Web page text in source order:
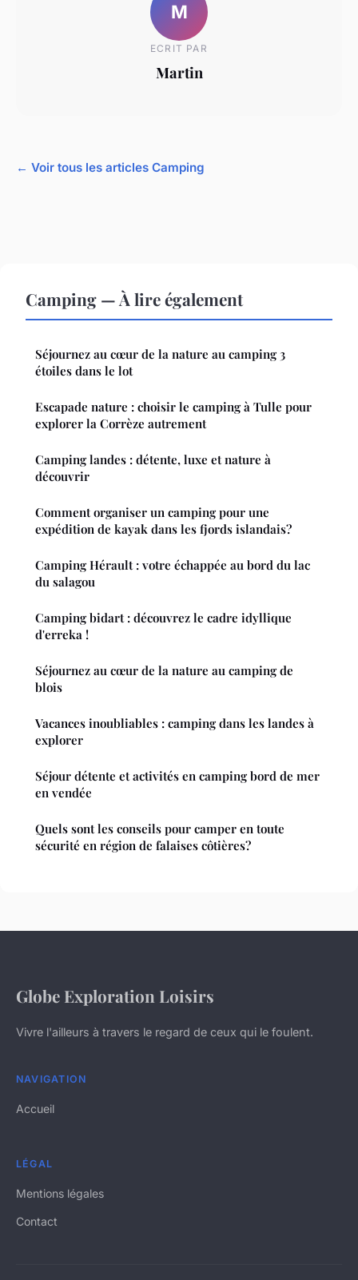
M
ECRIT PAR
Martin
← Voir tous les articles Camping
Camping — À lire également
Séjournez au cœur de la nature au camping 3
étoiles dans le lot
Escapade nature : choisir le camping à Tulle pour
explorer la Corrèze autrement
Camping landes : détente, luxe et nature à
découvrir
Comment organiser un camping pour une
expédition de kayak dans les fjords islandais?
Camping Hérault : votre échappée au bord du lac
du salagou
Camping bidart : découvrez le cadre idyllique
d'erreka !
Séjournez au cœur de la nature au camping de
blois
Vacances inoubliables : camping dans les landes à
explorer
Séjour détente et activités en camping bord de mer
en vendée
Quels sont les conseils pour camper en toute
sécurité en région de falaises côtières?
Globe Exploration Loisirs
Vivre l'ailleurs à travers le regard de ceux qui le foulent.
NAVIGATION
Accueil
LÉGAL
Mentions légales
Contact